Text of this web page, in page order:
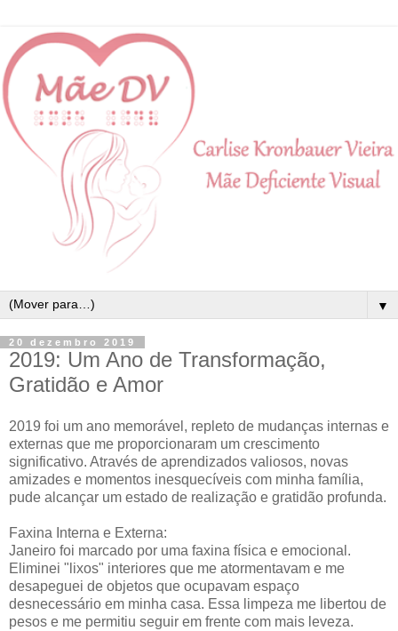
▼
20 dezembro 2019
2019: Um Ano de Transformação,
Gratidão e Amor
2019 foi um ano memorável, repleto de mudanças internas e
externas que me proporcionaram um crescimento
significativo. Através de aprendizados valiosos, novas
amizades e momentos inesquecíveis com minha família,
pude alcançar um estado de realização e gratidão profunda.
Faxina Interna e Externa:
Janeiro foi marcado por uma faxina física e emocional.
Eliminei "lixos" interiores que me atormentavam e me
desapeguei de objetos que ocupavam espaço
desnecessário em minha casa. Essa limpeza me libertou de
pesos e me permitiu seguir em frente com mais leveza.